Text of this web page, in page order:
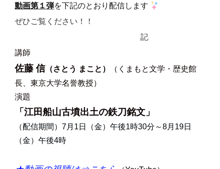
動画第１弾を下記のとおり配信します
ぜひご覧ください！！
記
講師
佐藤 信（さとう まこと）
（くまもと文学・歴史館
長、東京大学名誉教授）
演題
「江田船山古墳出土の鉄刀銘文」
（配信期間） 7月1日（金）午後1時30分～8月19日
（金）午後4時